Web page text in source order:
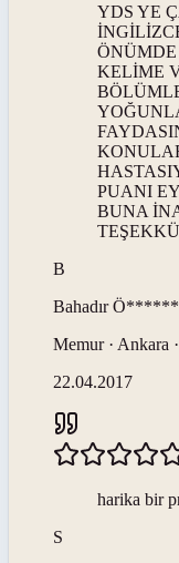
YDS YE
KELİME
PUANI
BUNA
B
Bahadır Ö******
Memur · Ankara
22.04.2017
harika bir
S